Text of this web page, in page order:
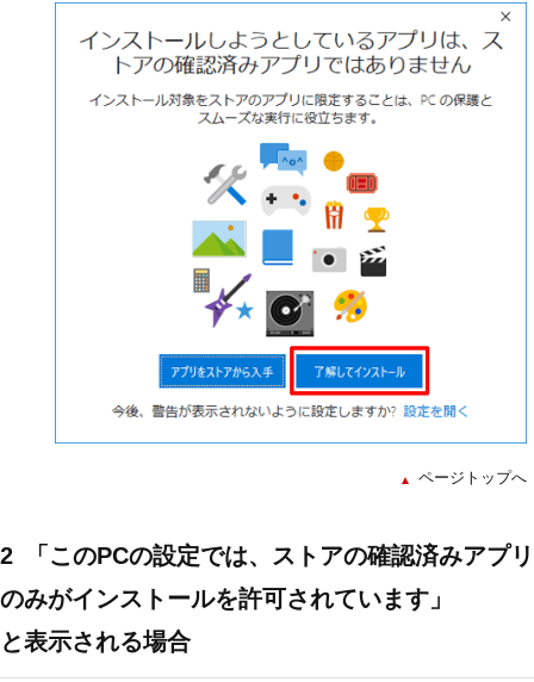
ページトップへ
2
「このPCの設定では、ストアの確認済みアプリ
のみがインストールを許可されています」
と表示される場合